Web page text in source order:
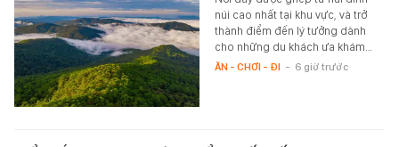
núi cao nhất tại khu vực, và trở
thành điểm đến lý tưởng dành
cho những du khách ưa khám…
ĂN - CHƠI - ĐI - 6 giờ trước